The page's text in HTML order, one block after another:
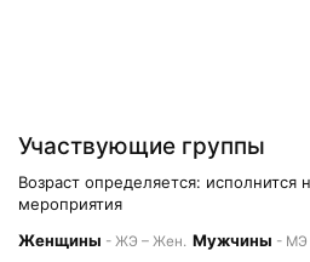
Участвующие группы
Возраст определяется: исполнится
мероприятия
Женщины - ЖЭ – Жен. Мужчины - МЭ